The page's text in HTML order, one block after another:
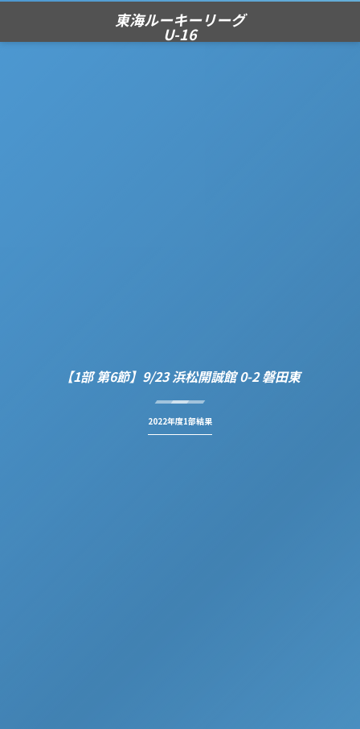
東海ルーキーリーグ
U-16
【1部 第6節】9/23 浜松開誠館 0-2 磐田東
2022年度1部結果